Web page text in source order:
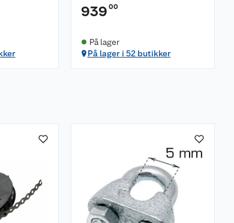
939 00
På lager
På lager i 52 butikker